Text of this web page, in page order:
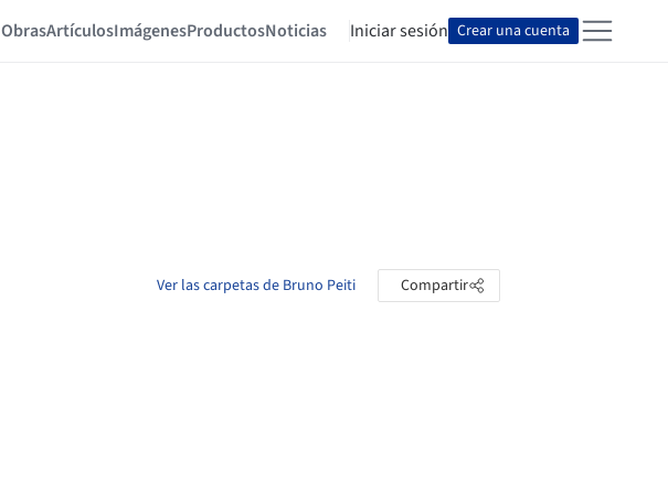
ObrasArtículosImágenesProductosNoticias Iniciar sesión Crear una cuenta
Ver las carpetas de Bruno Peiti Compartir